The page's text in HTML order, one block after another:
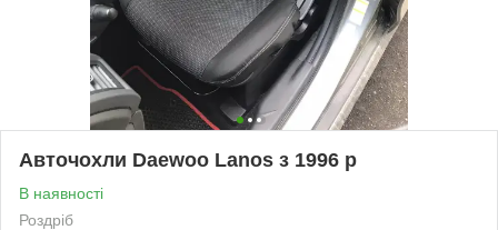
Авточохли Daewoo Lanos з 1996 р
В наявності
Роздріб